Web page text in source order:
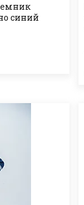
синий